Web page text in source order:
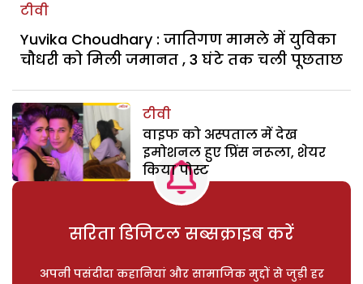
टीवी
Yuvika Choudhary : जातिगण मामले में युविका
चौधरी को मिली जमानत , 3 घंटे तक चली पूछताछ
टीवी
वाइफ को अस्पताल में देख
इमोशनल हुए प्रिंस नरूला, शेयर
किया पोस्ट
सरिता डिजिटल सब्सक्राइब करें
अपनी पसंदीदा कहानियां और सामाजिक मुद्दों से जुड़ी हर